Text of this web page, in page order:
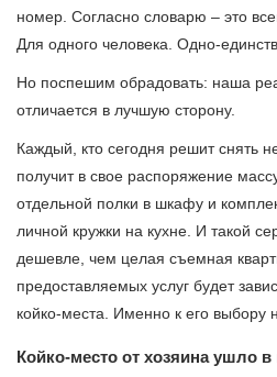
номер. Согласно словарю – это
Для одного человека. Одно-
Но поспешим обрадовать: наша
отличается в лучшую сторону.
Каждый, кто сегодня решит снять
получит в свое распоряжение
отдельной полки в шкафу и
личной кружки на кухне. И такой
дешевле, чем целая съемная
предоставляемых услуг будет
койко-места. Именно к его выбору
Койко-место от хозяина ушло